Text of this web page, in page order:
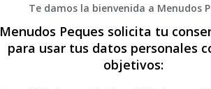
Te damos la bienvenida a Menudos
Menudos Peques solicita tu
para usar tus datos personales
objetivos: